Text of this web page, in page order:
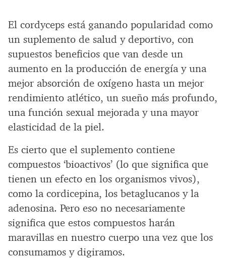
El cordyceps está ganando popularidad como
un suplemento de salud y deportivo, con
supuestos beneficios que van desde un
aumento en la producción de energía y una
mejor absorción de oxígeno hasta un mejor
rendimiento atlético, un sueño más profundo,
una función sexual mejorada y una mayor
elasticidad de la piel.
Es cierto que el suplemento contiene
compuestos ‘bioactivos’ (lo que significa que
tienen un efecto en los organismos vivos),
como la cordicepina, los betaglucanos y la
adenosina. Pero eso no necesariamente
significa que estos compuestos harán
maravillas en nuestro cuerpo una vez que los
consumamos y digiramos.